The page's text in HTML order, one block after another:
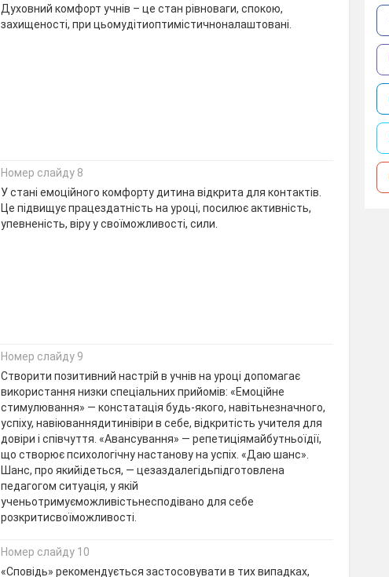
Духовний комфорт учнів – це стан рівноваги, спокою,
захищеності, при цьомудітиоптимістичноналаштовані.
Номер слайду 8
У стані емоційного комфорту дитина відкрита для контактів.
Це підвищує працездатність на уроці, посилює активність,
упевненість, віру у своїможливості, сили.
Номер слайду 9
Створити позитивний настрій в учнів на уроці допомагає
використання низки спеціальних прийомів: «Емоційне
стимулювання» — констатація будь-якого, навітьнезначного,
успіху, навіюваннядитинівіри в себе, відкритість учителя для
довіри і співчуття. «Авансування» — репетиціямайбутньоїдії,
що створює психологічну настанову на успіх. «Даю шанс».
Шанс, про якийідеться, — цезаздалегідьпідготовлена
педагогом ситуація, у якій
ученьотримуєможливістьнесподівано для себе
розкритисвоїможливості.
Номер слайду 10
«Сповідь» рекомендується застосовувати в тих випадках,